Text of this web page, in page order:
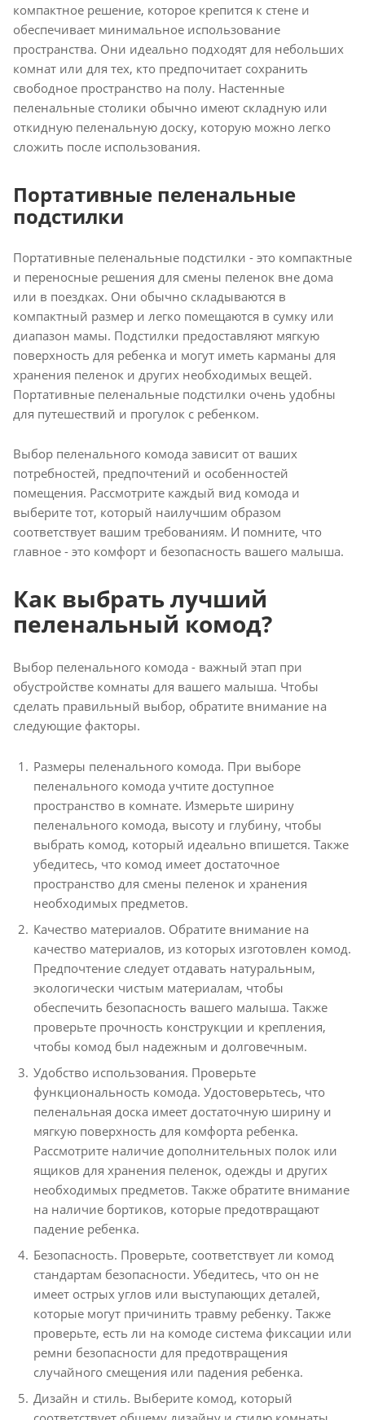
компактное решение, которое крепится к стене и
обеспечивает минимальное использование
пространства. Они идеально подходят для небольших
комнат или для тех, кто предпочитает сохранить
свободное пространство на полу. Настенные
пеленальные столики обычно имеют складную или
откидную пеленальную доску, которую можно легко
сложить после использования.
Портативные пеленальные
подстилки
Портативные пеленальные подстилки - это компактные
и переносные решения для смены пеленок вне дома
или в поездках. Они обычно складываются в
компактный размер и легко помещаются в сумку или
диапазон мамы. Подстилки предоставляют мягкую
поверхность для ребенка и могут иметь карманы для
хранения пеленок и других необходимых вещей.
Портативные пеленальные подстилки очень удобны
для путешествий и прогулок с ребенком.
Выбор пеленального комода зависит от ваших
потребностей, предпочтений и особенностей
помещения. Рассмотрите каждый вид комода и
выберите тот, который наилучшим образом
соответствует вашим требованиям. И помните, что
главное - это комфорт и безопасность вашего малыша.
Как выбрать лучший
пеленальный комод?
Выбор пеленального комода - важный этап при
обустройстве комнаты для вашего малыша. Чтобы
сделать правильный выбор, обратите внимание на
следующие факторы.
Размеры пеленального комода. При выборе
пеленального комода учтите доступное
пространство в комнате. Измерьте ширину
пеленального комода, высоту и глубину, чтобы
выбрать комод, который идеально впишется. Также
убедитесь, что комод имеет достаточное
пространство для смены пеленок и хранения
необходимых предметов.
Качество материалов. Обратите внимание на
качество материалов, из которых изготовлен комод.
Предпочтение следует отдавать натуральным,
экологически чистым материалам, чтобы
обеспечить безопасность вашего малыша. Также
проверьте прочность конструкции и крепления,
чтобы комод был надежным и долговечным.
Удобство использования. Проверьте
функциональность комода. Удостоверьтесь, что
пеленальная доска имеет достаточную ширину и
мягкую поверхность для комфорта ребенка.
Рассмотрите наличие дополнительных полок или
ящиков для хранения пеленок, одежды и других
необходимых предметов. Также обратите внимание
на наличие бортиков, которые предотвращают
падение ребенка.
Безопасность. Проверьте, соответствует ли комод
стандартам безопасности. Убедитесь, что он не
имеет острых углов или выступающих деталей,
которые могут причинить травму ребенку. Также
проверьте, есть ли на комоде система фиксации или
ремни безопасности для предотвращения
случайного смещения или падения ребенка.
Дизайн и стиль. Выберите комод, который